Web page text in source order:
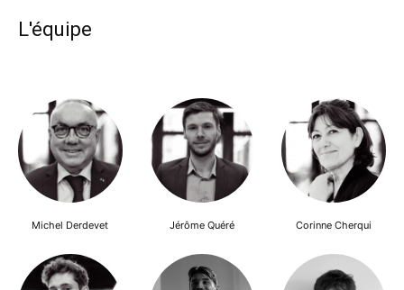
L'équipe
Michel Derdevet Jérôme Quéré Corinne Cherqui